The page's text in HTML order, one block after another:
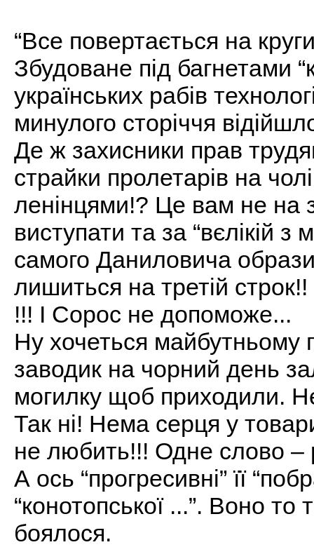
“Все повертається на
Збудоване під багнетами
українських рабів
минулого сторіччя
Де ж захисники прав
страйки пролетарів на
ленінцями!? Це вам не на
виступати та за “вєлікій
самого Даниловича
лишиться на третій
!!! І Сорос не допоможе...
Ну хочеться майбутньому
заводик на чорний день
могилку щоб приходили.
Так ні! Нема серця у
не любить!!! Одне слово –
А ось “прогресивні” її
“конотопської ...”. Воно то
боялося.